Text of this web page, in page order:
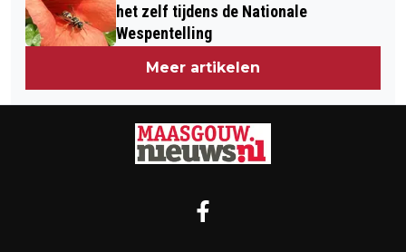
het zelf tijdens de Nationale
Wespentelling
Meer artikelen